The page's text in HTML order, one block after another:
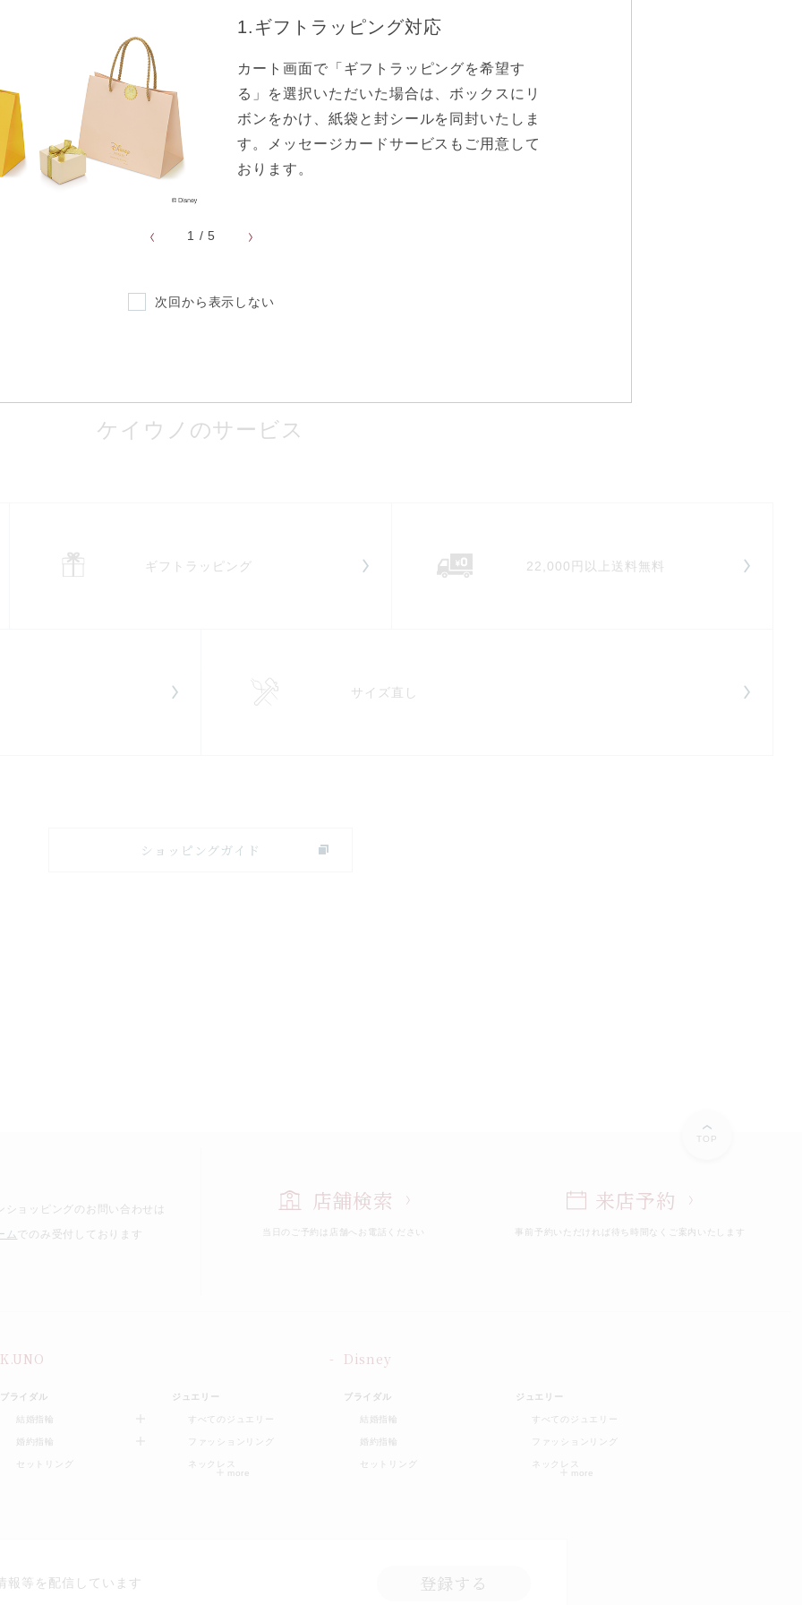
レジットカード」「銀行振り込み」「 ショッピングクレジット」の３つからお選びいただけます。
【ご利用可能なクレジットカード】
お支払方法について
ケイウノのサービス
ギフトラッピング 22,000円以上送料無料
サイズ直し
ショッピングガイド
TOP
ショッピングのお問い合わせは
ムでのみ受付しております
店舗検索
当日のご予約は 店舗へお電話ください
来店予約
事前予約いただければ 待ち時間なくご案内いたします
K.UNO
ブライダル
結婚指輪
婚約指輪
セットリング
ジュエリー
すべてのジュエリー
ファッションリング
ネックレス
Disney
ブライダル
結婚指輪
婚約指輪
セットリング
ジュエリー
すべてのジュエリー
ファッションリング
ネックレス
報等を配信しています 登録する
1.ギフトラッピング対応
カート画面で「ギフトラッピングを希望す
る」を選択いただいた場合は、ボックスにリ
ボンをかけ、紙袋と封シールを同封いたしま
す。メッセージカードサービスもご用意して
おります。
1 /5
次回から表示しない